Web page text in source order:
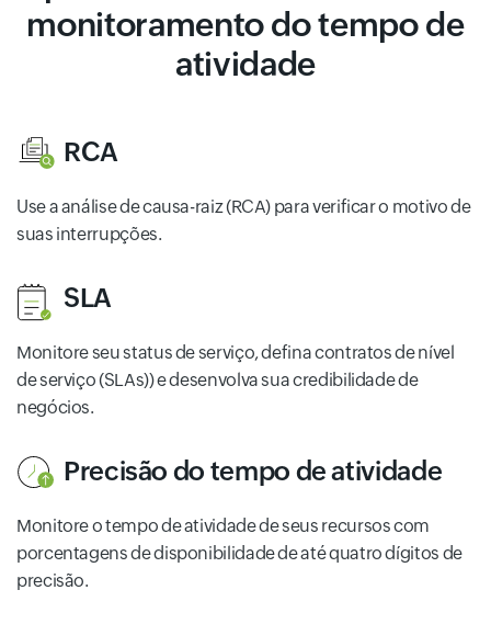
monitoramento do tempo de
atividade
RCA
Use a análise de causa-raiz (RCA) para verificar o motivo de
suas interrupções.
SLA
Monitore seu status de serviço, defina contratos de nível
de serviço (SLAs)) e desenvolva sua credibilidade de
negócios.
Precisão do tempo de atividade
Monitore o tempo de atividade de seus recursos com
porcentagens de disponibilidade de até quatro dígitos de
precisão.